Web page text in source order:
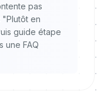
pas
en
guide étape
une FAQ